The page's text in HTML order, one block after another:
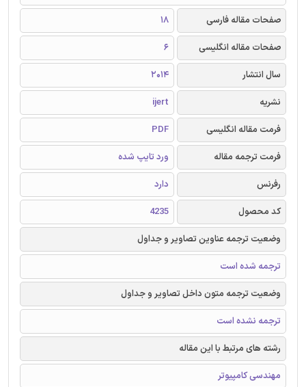
صفحات مقاله فارسی
18
صفحات مقاله انگلیسی
6
سال انتشار
2014
نشریه
ijert
فرمت مقاله انگلیسی
PDF
فرمت ترجمه مقاله
ورد تایپ شده
رفرنس
دارد
کد محصول
4235
وضعیت ترجمه عناوین تصاویر و جداول
ترجمه شده است
وضعیت ترجمه متون داخل تصاویر و جداول
ترجمه نشده است
رشته های مرتبط با این مقاله
مهندسی کامپیوتر